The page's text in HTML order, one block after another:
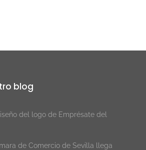
blog
del logo de Emprésate del
de Comercio de Sevilla llega